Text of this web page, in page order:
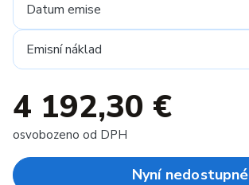
Datum emise
Emisní náklad
4 192,30 €
osvobozeno od DPH
Nyní nedostupné